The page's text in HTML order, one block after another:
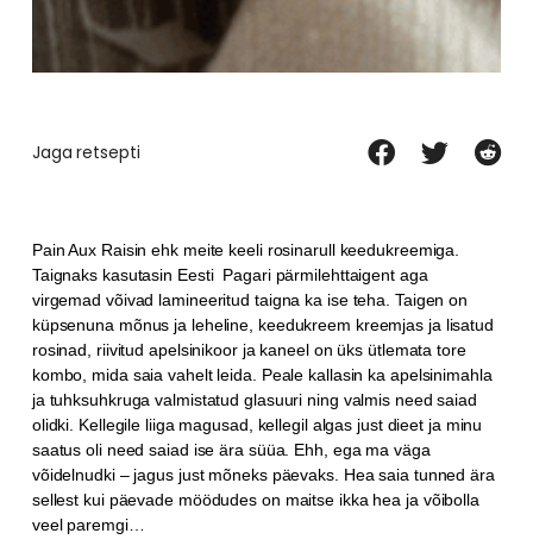
Jaga retsepti
Pain Aux Raisin ehk meite keeli rosinarull keedukreemiga.
Taignaks kasutasin Eesti Pagari pärmilehttaigent aga
virgemad võivad lamineeritud taigna ka ise teha. Taigen on
küpsenuna mõnus ja leheline, keedukreem kreemjas ja lisatud
rosinad, riivitud apelsinikoor ja kaneel on üks ütlemata tore
kombo, mida saia vahelt leida. Peale kallasin ka apelsinimahla
ja tuhksuhkruga valmistatud glasuuri ning valmis need saiad
olidki. Kellegile liiga magusad, kellegil algas just dieet ja minu
saatus oli need saiad ise ära süüa. Ehh, ega ma väga
võidelnudki – jagus just mõneks päevaks. Hea saia tunned ära
sellest kui päevade möödudes on maitse ikka hea ja võibolla
veel paremgi…